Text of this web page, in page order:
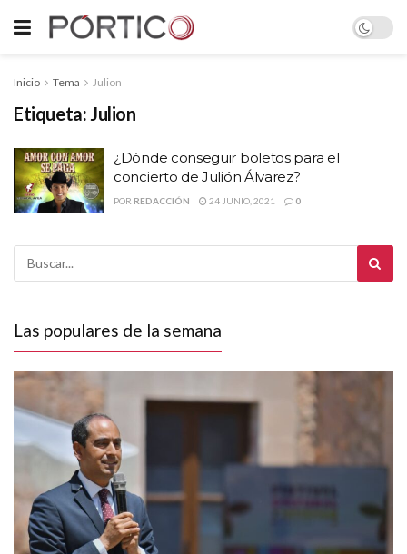
Inicio Tema Julion
Etiqueta: Julion
¿Dónde conseguir boletos para el
concierto de Julión Álvarez?
POR REDACCIÓN 24 JUNIO, 2021 0
Las populares de la semana